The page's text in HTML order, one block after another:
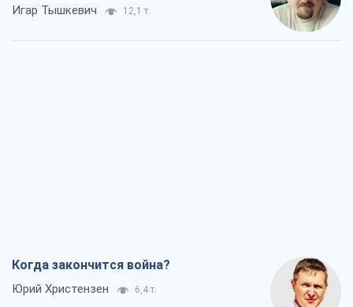
Игар Тышкевич 12,1 т.
Когда закончится война?
Юрий Христензен 6,4 т.